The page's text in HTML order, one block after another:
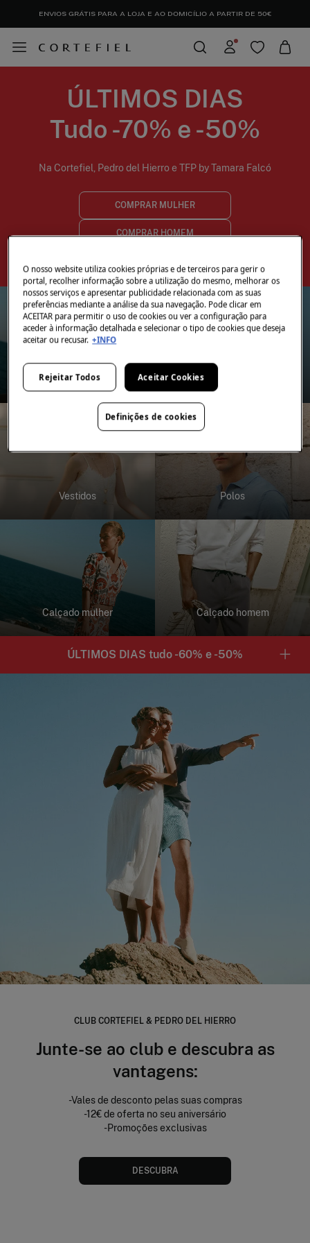
ENVIOS GRÁTIS PARA A LOJA E AO DOMICÍLIO A PARTIR DE 50€
ÚLTIMOS DIAS
Tudo -70% e -50%
Na Cortefiel, Pedro del Hierro e TFP by Tamara Falcó
COMPRAR MULHER
COMPRAR HOMEM
Banho mulher Banho homem
Vestidos Polos
Calçado mulher Calçado homem
ÚLTIMOS DIAS tudo -60% e -50%
CLUB CORTEFIEL & PEDRO DEL HIERRO
Junte-se ao club e descubra as
vantagens:
-Vales de desconto pelas suas compras
-12€ de oferta no seu aniversário
-Promoções exclusivas
DESCUBRA
O nosso website utiliza cookies próprias e de terceiros para gerir o
portal, recolher informação sobre a utilização do mesmo, melhorar os
nossos serviços e apresentar publicidade relacionada com as suas
preferências mediante a análise da sua navegação. Pode clicar em
ACEITAR para permitir o uso de cookies ou ver a configuração para
aceder à informação detalhada e selecionar o tipo de cookies que deseja
aceitar ou recusar. +INFO
Rejeitar Todos Aceitar Cookies
Definições de cookies